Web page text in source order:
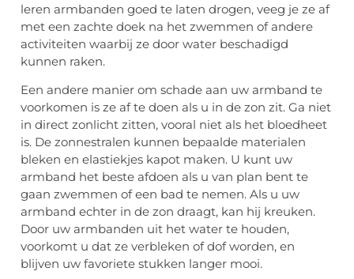
leren armbanden goed te laten drogen, veeg je ze af
met een zachte doek na het zwemmen of andere
activiteiten waarbij ze door water beschadigd
kunnen raken.
Een andere manier om schade aan uw armband te
voorkomen is ze af te doen als u in de zon zit. Ga niet
in direct zonlicht zitten, vooral niet als het bloedheet
is. De zonnestralen kunnen bepaalde materialen
bleken en elastiekjes kapot maken. U kunt uw
armband het beste afdoen als u van plan bent te
gaan zwemmen of een bad te nemen. Als u uw
armband echter in de zon draagt, kan hij kreuken.
Door uw armbanden uit het water te houden,
voorkomt u dat ze verbleken of dof worden, en
blijven uw favoriete stukken langer mooi.